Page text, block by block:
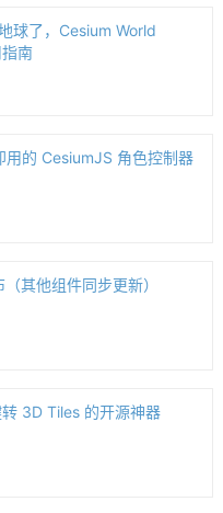
球了，Cesium World
南
用的 CesiumJS 角色控制器
其他组件同步更新）
3D Tiles 的开源神器